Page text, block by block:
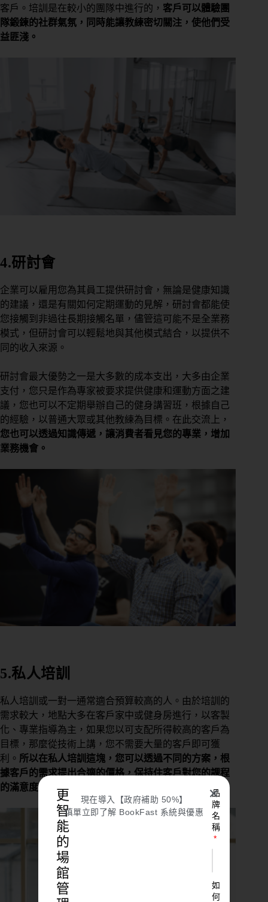
客戶。培訓是在較小的團隊中進行的， 客戶可以體驗團
隊鍛鍊的社群氣氛，同時能讓教練密切關注，使他們受
益匪淺。
4.研討會
企業可以雇用您為其員工提供研討會，無論是健康知識
的建議，還是有關如何定期運動的見解，研討會都能使
您接觸到非過往長期接觸名單，儘管這可能不是全業務
模式，但研討會可以輕鬆地與其他模式結合，以提供不
同的收入來源。
研討會最大優勢之一是大多數的成本支出，大多由企業
支付，您只是作為專家被要求提供健康和運動方面之建
議，您也可以不定期舉辦自己的健身講習班，根據自己
的經驗，以普通大眾或其他教練為目標。在此交流上，
您也可以透過知識傳遞，讓消費者看見您的專業，增加
業務機會。
5.私人培訓
私人培訓或一對一通常適合預算較高的人。由於培訓的
需求較大，地點大多在客戶家中或健身房進行，以客製
化、專業指導為主，如果您以可支配所得較高的客戶為
目標，那麼從技術上講，您不需要大量的客戶即可獲
利。 所以在私人培訓這塊，您可以透過不同的方案，根
據客戶的需求提出合適的價格，保持住客戶對您的課程
的滿意度。
更
智
能
的
場
館
管
現在導入【政府補助 50%】
填單立即了解 BookFast 系統與優惠
品
牌
名
稱
如
何
✕